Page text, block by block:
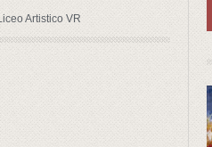
Artistico VR